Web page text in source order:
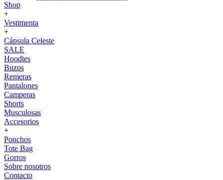
Shop
+
Vestimenta
+
Cápsula Celeste
SALE
Hoodies
Buzos
Remeras
Pantalones
Camperas
Shorts
Musculosas
Accesorios
+
Ponchos
Tote Bag
Gorros
Sobre nosotros
Contacto